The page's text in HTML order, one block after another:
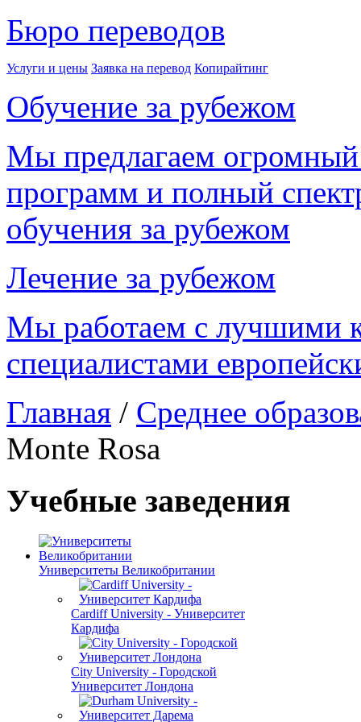
Бюро переводов
Услуги и цены Заявка на перевод Копирайтинг
Обучение за рубежом
Мы предлагаем
программ и полный
обучения за рубежом
Лечение за рубежом
Мы работаем с лучшими
специалистами
Главная / Среднее
Monte Rosa
Учебные заведения
Университеты Великобритании
Cardiff University - Университет
Кардифа
City University - Городской
Университет Лондона